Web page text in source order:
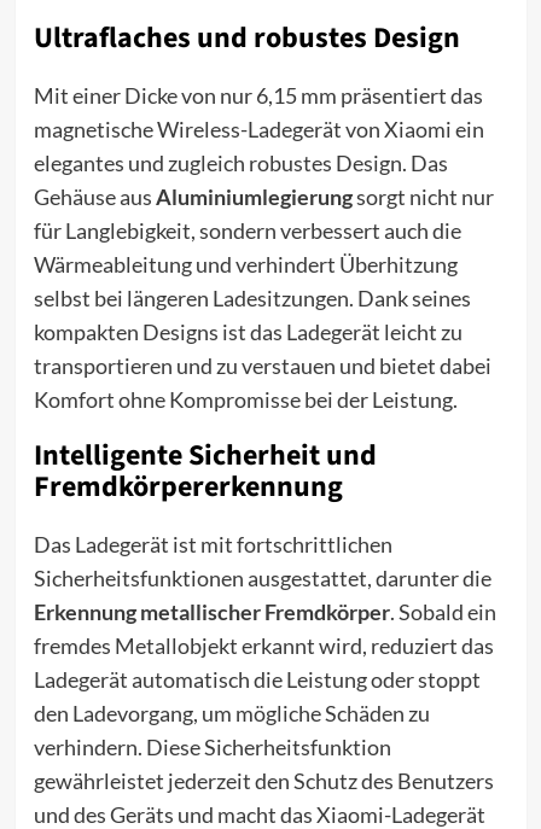
Ultraflaches und robustes Design
Mit einer Dicke von nur 6,15 mm präsentiert das
magnetische Wireless-Ladegerät von Xiaomi ein
elegantes und zugleich robustes Design. Das
Gehäuse ausAluminiumlegierungsorgt nicht nur
für Langlebigkeit, sondern verbessert auch die
Wärmeableitung und verhindert Überhitzung
selbst bei längeren Ladesitzungen. Dank seines
kompakten Designs ist das Ladegerät leicht zu
transportieren und zu verstauen und bietet dabei
Komfort ohne Kompromisse bei der Leistung.
Intelligente Sicherheit und
Fremdkörpererkennung
Das Ladegerät ist mit fortschrittlichen
Sicherheitsfunktionen ausgestattet, darunter die
Erkennung metallischer Fremdkörper. Sobald ein
fremdes Metallobjekt erkannt wird, reduziert das
Ladegerät automatisch die Leistung oder stoppt
den Ladevorgang, um mögliche Schäden zu
verhindern. Diese Sicherheitsfunktion
gewährleistet jederzeit den Schutz des Benutzers
und des Geräts und macht das Xiaomi-Ladegerät